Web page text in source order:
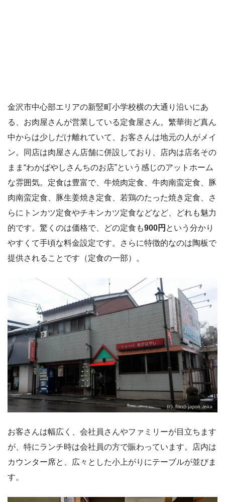
金沢市中心部エリアの新竪町小学校横の大通り沿いにあ
る、お肉屋さんが営業している定食屋さん。繁華街ど真ん
中からは少しだけ離れていて、お客さんは地元の人がメイ
ン。同店は肉屋さん店舗に併設しており、店内は店名その
まま“わかばやしさんちのお店”という感じのアットホーム
な雰囲気。定食は豊富で、牛焼肉定食、牛肉南蛮定食、豚
肉南蛮定食、豚生姜焼き定食、若鶏のたった焼き定食、さ
らにトンカツ定食やチキンカツ定食などなど、どれも魅力
的です。驚くのは価格で、どの定食も900円 という分かり
やすくて手頃な料金設定です。さらに特徴的なのは陶板で
提供されることです（定食の一部）。
お客さんは幅広く、会社員さんやファミリーが目立ちます
が、特にランチ時は会社員の方で賑わっています。店内は
カウンター席と、広々とした小上がりにテーブルが並びま
す。